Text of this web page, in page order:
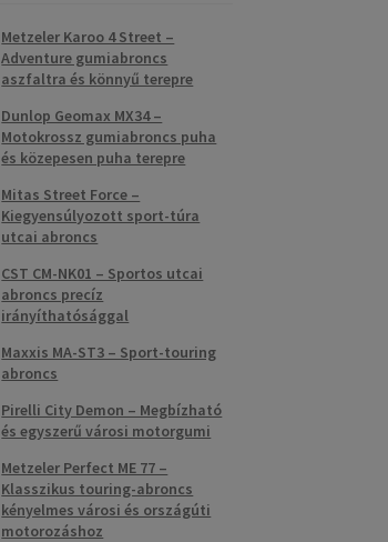
Metzeler Karoo 4 Street –
Adventure gumiabroncs
aszfaltra és könnyű terepre
Dunlop Geomax MX34 –
Motokrossz gumiabroncs puha
és közepesen puha terepre
Mitas Street Force –
Kiegyensúlyozott sport-túra
utcai abroncs
CST CM-NK01 – Sportos utcai
abroncs precíz
irányíthatósággal
Maxxis MA-ST3 – Sport-touring
abroncs
Pirelli City Demon – Megbízható
és egyszerű városi motorgumi
Metzeler Perfect ME 77 –
Klasszikus touring-abroncs
kényelmes városi és országúti
motorozáshoz